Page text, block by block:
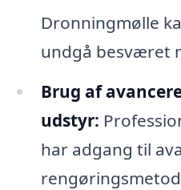
Dronningmølle
undgå besværet
Brug af
udstyr:
har adgang til